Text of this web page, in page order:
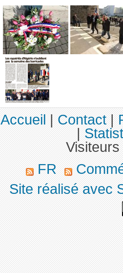
Accueil|Contact|
|
FR
Site réalisé avec